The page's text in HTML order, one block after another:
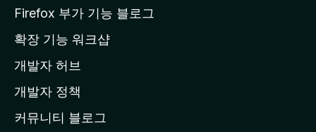
a
페
이
지
이
Firefox 부가 기능 블로그
확장 기능 워크샵
개발자 허브
개발자 정책
커뮤니티 블로그